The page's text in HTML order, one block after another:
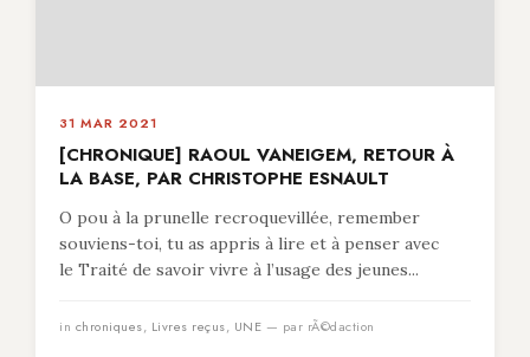
31 MAR 2021
[CHRONIQUE] RAOUL VANEIGEM, RETOUR À
LA BASE, PAR CHRISTOPHE ESNAULT
O pou à la prunelle recroquevillée, remember
souviens-toi, tu as appris à lire et à penser avec
le Traité de savoir vivre à l’usage des jeunes...
in chroniques, Livres reçus, UNE — par rÃ©daction